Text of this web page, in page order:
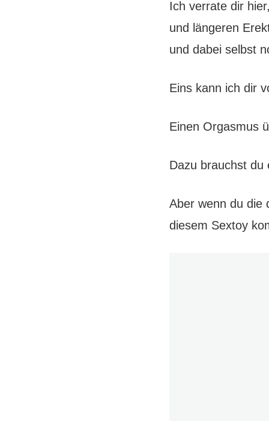
Ich verrate dir
und längeren
und dabei selbst
Eins kann ich dir
Einen Orgasmus
Dazu brauchst du
Aber wenn du die
diesem Sextoy